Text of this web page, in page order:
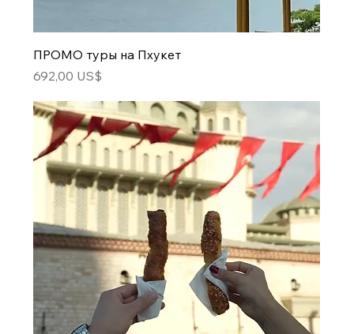
ПРОМО туры на Пхукет
Цена
692,00 US$